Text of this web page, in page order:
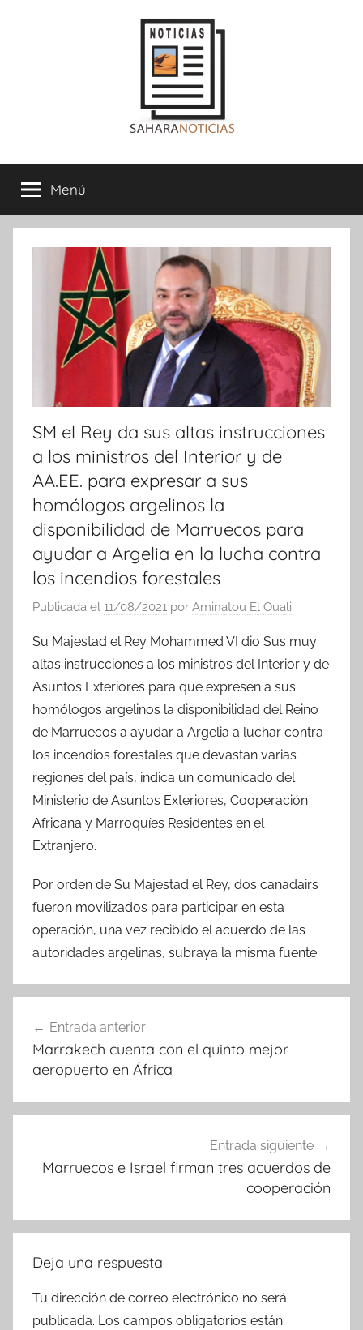
Sahara
Noticias
Menú
SM el Rey da sus altas instrucciones
a los ministros del Interior y de
AA.EE. para expresar a sus
homólogos argelinos la
disponibilidad de Marruecos para
ayudar a Argelia en la lucha contra
los incendios forestales
Publicada el 11/08/2021 por Aminatou El Ouali
Su Majestad el Rey Mohammed VI dio Sus muy
altas instrucciones a los ministros del Interior y de
Asuntos Exteriores para que expresen a sus
homólogos argelinos la disponibilidad del Reino
de Marruecos a ayudar a Argelia a luchar contra
los incendios forestales que devastan varias
regiones del país, indica un comunicado del
Ministerio de Asuntos Exteriores, Cooperación
Africana y Marroquíes Residentes en el
Extranjero.
Por orden de Su Majestad el Rey, dos canadairs
fueron movilizados para participar en esta
operación, una vez recibido el acuerdo de las
autoridades argelinas, subraya la misma fuente.
de
entradas
Entrada anterior
Marrakech cuenta con el quinto mejor
aeropuerto en África
Entrada siguiente
Marruecos e Israel firman tres acuerdos de
cooperación
Deja una respuesta
Tu dirección de correo electrónico no será
publicada. Los campos obligatorios están